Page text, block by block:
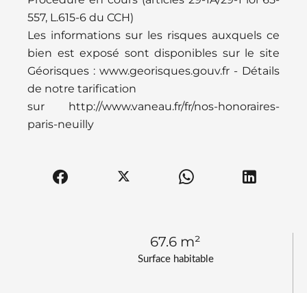
Surface habitable
67.6 m²
557, L.615-6 du CCH)
Les informations sur les risques auxquels ce
bien est exposé sont disponibles sur le site
Géorisques : www.georisques.gouv.fr - Détails
de notre tarification
sur http://www.vaneau.fr/fr/nos-honoraires-
paris-neuilly